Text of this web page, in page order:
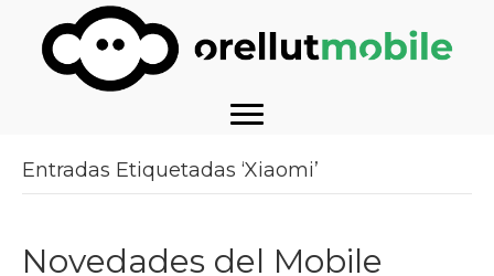
Entradas Etiquetadas ‘Xiaomi’
Novedades del Mobile